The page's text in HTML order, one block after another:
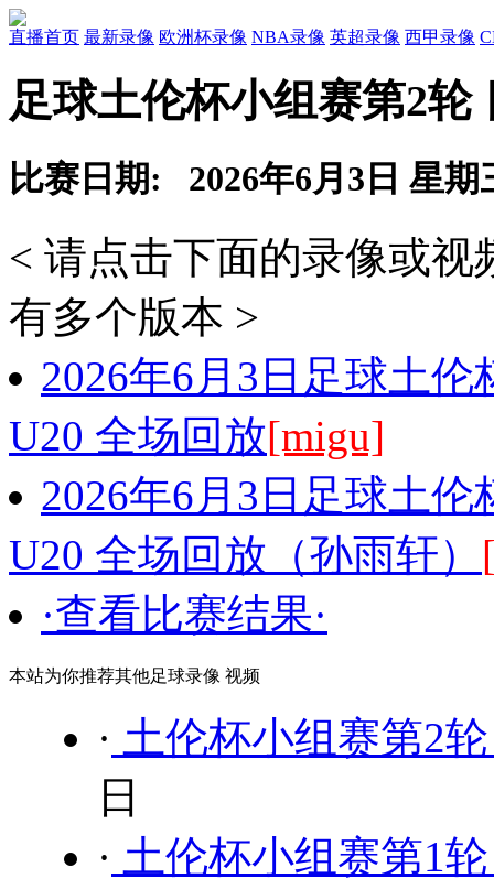
直播首页 最新录像 欧洲杯录像 NBA录像 英超录像 西甲录像
足球土伦杯小组赛第2
比赛日期: 2026年6月3日 星期
< 请点击下面的录像或
有多个版本 >
2026年6月3日足球土
U20 全场回放[migu]
2026年6月3日足球土
U20 全场回放（孙雨轩）
·查看比赛结果·
本站为你推荐其他足球录像 视频
· 土伦杯小组赛第2
日
· 土伦杯小组赛第1